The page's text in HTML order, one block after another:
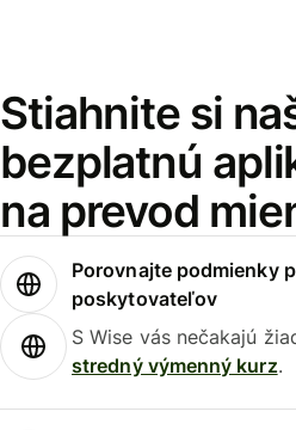
Stiahnite si
bezplatnú
na prevod
Porovnajte podmienky
poskytovateľov
S Wise vás nečakajú
stredný výmenný kurz.